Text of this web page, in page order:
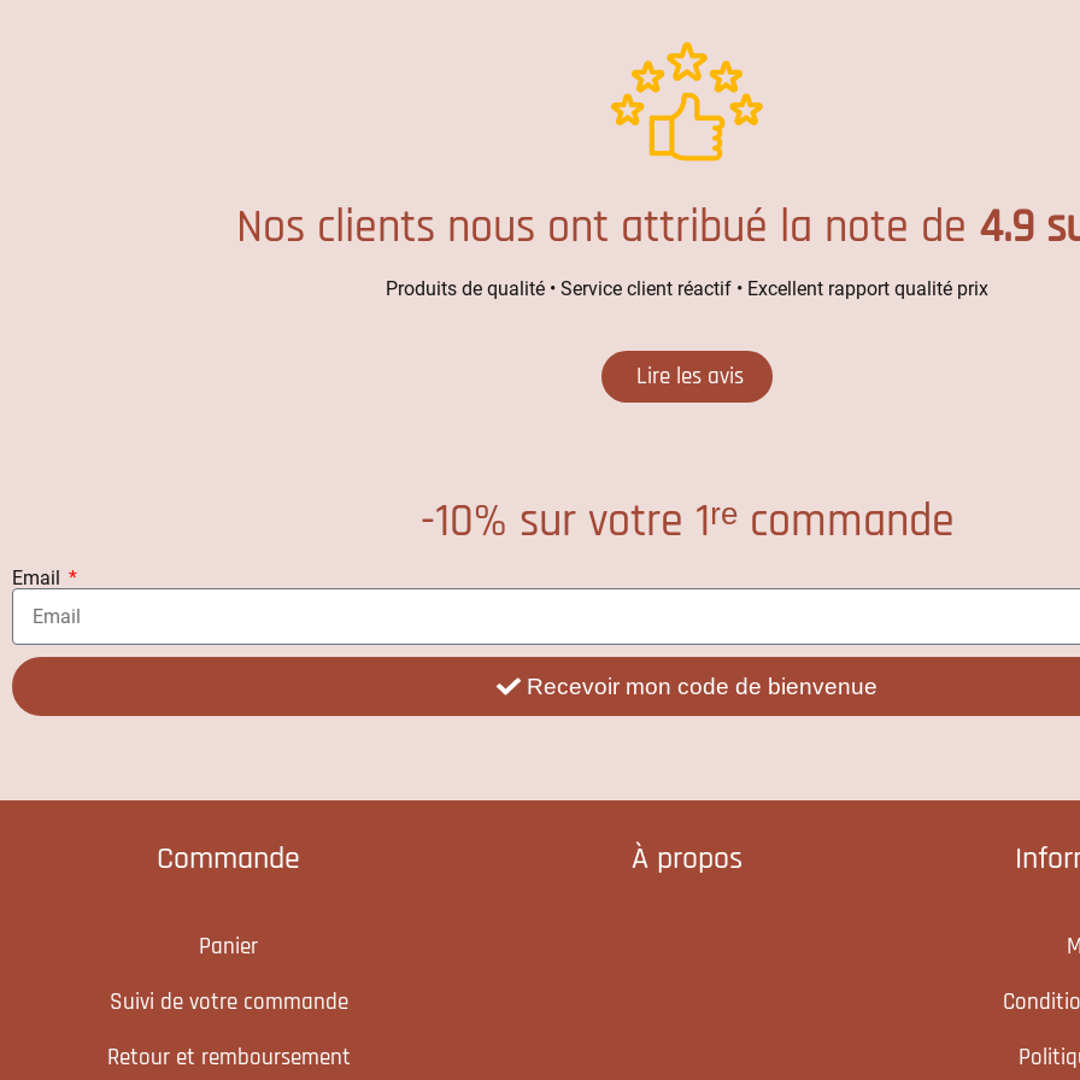
Nos clients nous ont attribué la note de 4.9
Produits de qualité • Service client réactif • Excellent rapport qualité prix
Lire les avis
-10% sur votre 1ʳᵉ commande
Email
Recevoir mon code de bienvenue
Commande
Panier
Suivi de votre commande
Retour et remboursement
À propos